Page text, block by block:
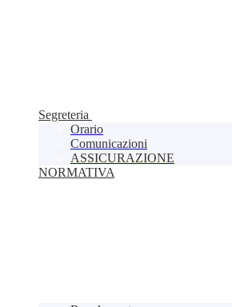
Segreteria
Orario
Comunicazioni
ASSICURAZIONE
NORMATIVA